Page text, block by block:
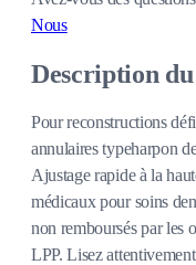
Nous
Description
Pour reconstructions
annulaires typeharpon
Ajustage rapide à la
médicaux pour soins
non remboursés par les
LPP. Lisez